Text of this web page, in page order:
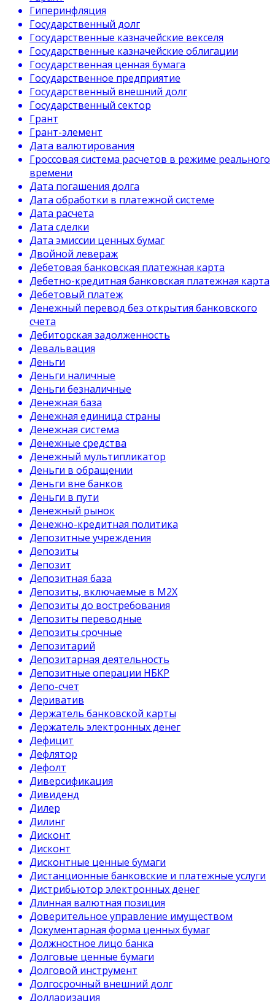
Гиперинфляция
Государственный долг
Государственные казначейские векселя
Государственные казначейские облигации
Государственная ценная бумага
Государственное предприятие
Государственный внешний долг
Государственный сектор
Грант
Грант-элемент
Дата валютирования
Гроссовая система расчетов в режиме реального
времени
Дата погашения долга
Дата обработки в платежной системе
Дата расчета
Дата сделки
Дата эмиссии ценных бумаг
Двойной левераж
Дебетовая банковская платежная карта
Дебетно-кредитная банковская платежная карта
Дебетовый платеж
Денежный перевод без открытия банковского
счета
Дебиторская задолженность
Девальвация
Деньги
Деньги наличные
Деньги безналичные
Денежная база
Денежная единица страны
Денежная система
Денежные средства
Денежный мультипликатор
Деньги в обращении
Деньги вне банков
Деньги в пути
Денежный рынок
Денежно-кредитная политика
Депозитные учреждения
Депозиты
Депозит
Депозитная база
Депозиты, включаемые в М2Х
Депозиты до востребования
Депозиты переводные
Депозиты срочные
Депозитарий
Депозитарная деятельность
Депозитные операции НБКР
Депо-счет
Дериватив
Держатель банковской карты
Держатель электронных денег
Дефицит
Дефлятор
Дефолт
Диверсификация
Дивиденд
Дилер
Дилинг
Дисконт
Дисконт
Дисконтные ценные бумаги
Дистанционные банковские и платежные услуги
Дистрибьютор электронных денег
Длинная валютная позиция
Доверительное управление имуществом
Документарная форма ценных бумаг
Должностное лицо банка
Долговые ценные бумаги
Долговой инструмент
Долгосрочный внешний долг
Долларизация